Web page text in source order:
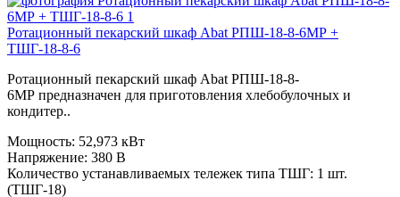
Ротационный пекарский шкаф Abat РПШ-18-8-6МР +
ТШГ-18-8-6
Ротационный пекарский шкаф Abat РПШ-18-8-
6МР предназначен для приготовления хлебобулочных и
кондитер..
Мощность: 52,973 кВт
Напряжение: 380 В
Количество устанавливаемых тележек типа ТШГ: 1 шт.
(ТШГ-18)